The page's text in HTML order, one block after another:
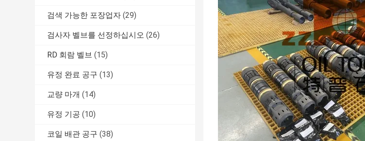
검색 가능한 포장업자 (29)
검사자 벨브를 선정하십시오 (26)
RD 회람 벨브 (15)
유정 완료 공구 (13)
교량 마개 (14)
유정 기공 (10)
코일 배관 공구 (38)